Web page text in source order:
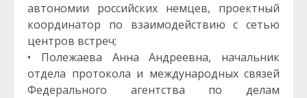
автономии российских немцев, проектный
координатор по взаимодействию с сетью
центров встреч;
• Полежаева Анна Андреевна, начальник
отдела протокола и международных связей
Федерального агентства по делам